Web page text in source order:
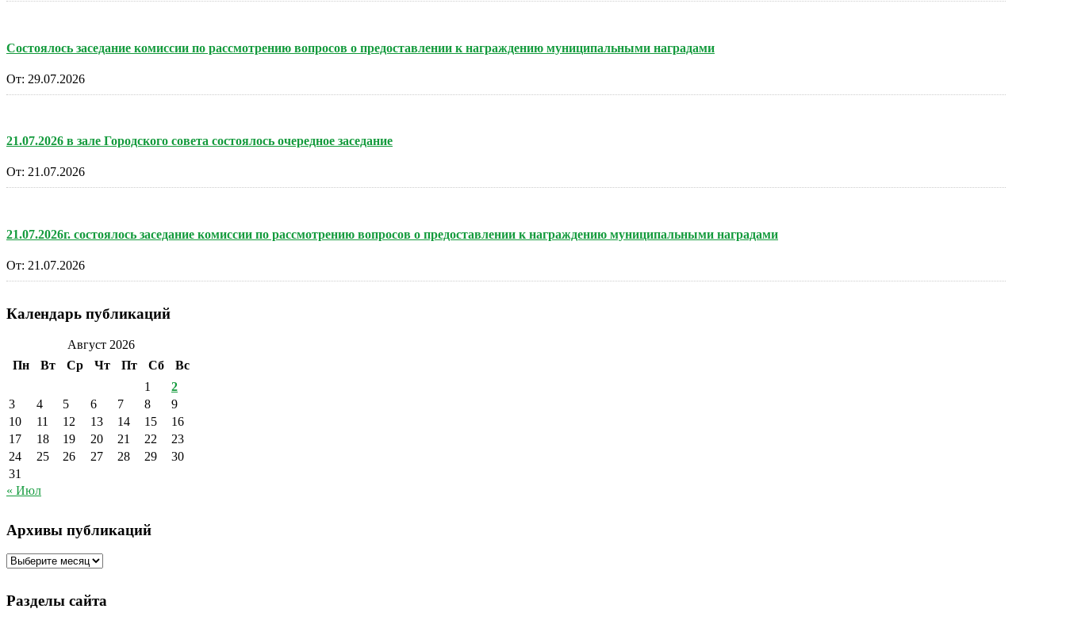
Состоялось заседание комиссии по рассмотрению вопросов о предоставлении к награждению муниципальными наградами
От: 29.07.2026
21.07.2026 в зале Городского совета состоялось очередное заседание
От: 21.07.2026
21.07.2026г. состоялось заседание комиссии по рассмотрению вопросов о предоставлении к награждению муниципальными наградами
От: 21.07.2026
Календарь публикаций
Август 2026
Пн
Вт Ср Чт Пт Сб
Вс
1
2
3
4 5 6 7 8
9
10
11 12 13 14 15
16
17
18 19 20 21 22
23
24
25 26 27 28 29
30
31
« Июл
Архивы публикаций
Архивы
Разделы сайта